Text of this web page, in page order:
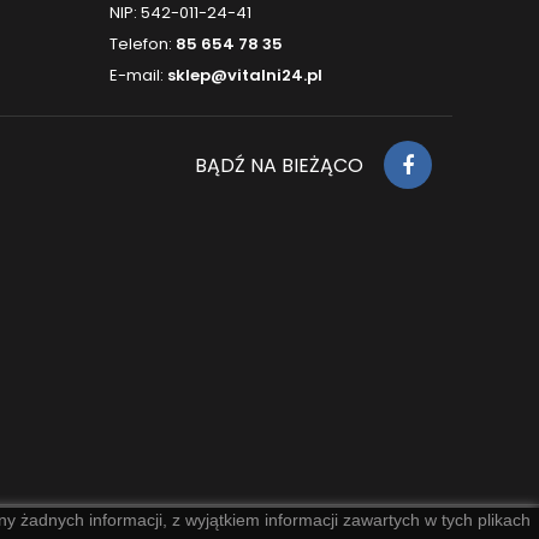
:) Parametry:
lapis lazuli -...
energią :) Parametry:
materiał: kamień...
NIP: 542-011-24-41
Telefon: 85 654 78 35
E-mail: sklep@vitalni24.pl
żadnych informacji, z wyjątkiem informacji zawartych w tych plikach
BĄDŹ NA BIEŻĄCO